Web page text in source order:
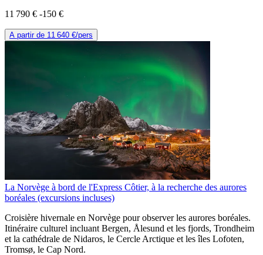
11 790 € -150 €
A partir de 11 640 €/pers
La Norvège à bord de l'Express Côtier, à la recherche des aurores
boréales (excursions incluses)
Croisière hivernale en Norvège pour observer les aurores boréales.
Itinéraire culturel incluant Bergen, Ålesund et les fjords, Trondheim
et la cathédrale de Nidaros, le Cercle Arctique et les îles Lofoten,
Tromsø, le Cap Nord.